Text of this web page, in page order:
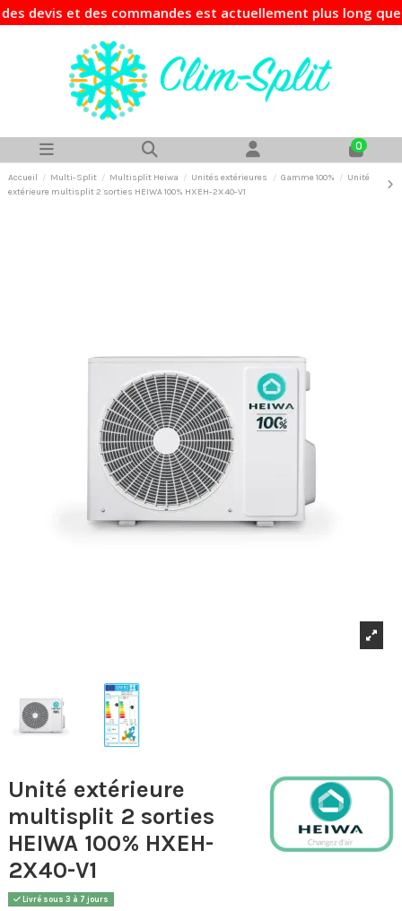
des commandes est actuellement plus long que
0
Accueil Multi-Split Multisplit Heiwa Unités extérieures Gamme 100%
Unité
extérieure multisplit 2 sorties HEIWA 100% HXEH-2X40-V1
Unité extérieure
multisplit 2 sorties
HEIWA 100% HXEH-
2X40-V1
Livré sous 3 à 7 jours